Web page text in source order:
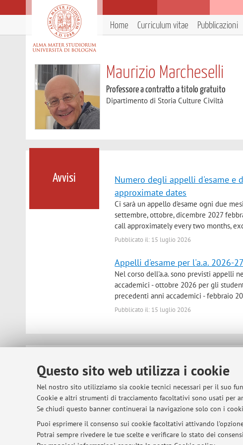
Questo sito web utilizza i cookie
Nel nostro sito utilizziamo sia cookie tecnici necessari per il suo
Cookie e altri strumenti di tracciamento facoltativi sono usati per
Se chiudi questo banner continuerai la navigazione solo con i
Puoi esprimere il consenso sui cookie facoltativi attivando
Potrai sempre rivedere le tue scelte e verificare lo stato dei
Home Curriculum vitae Pubblicazioni
Maurizio Marcheselli
Professore a contratto a titolo gratuito
Dipartimento di Storia Culture Civiltà
Avvisi
Numero degli appelli d'esame e
approximate dates
Ci sarà un appello d'esame ogni due
settembre, ottobre, dicembre 2027
call approximately every two months,
Pubblicato il: 15 luglio 2026
Appelli d'esame per l'a.a. 2026-27
Nel corso dell'a.a. sono previsti appelli
accademici - ottobre 2026 per gli
precedenti anni accademici - febbraio
Pubblicato il: 15 luglio 2026